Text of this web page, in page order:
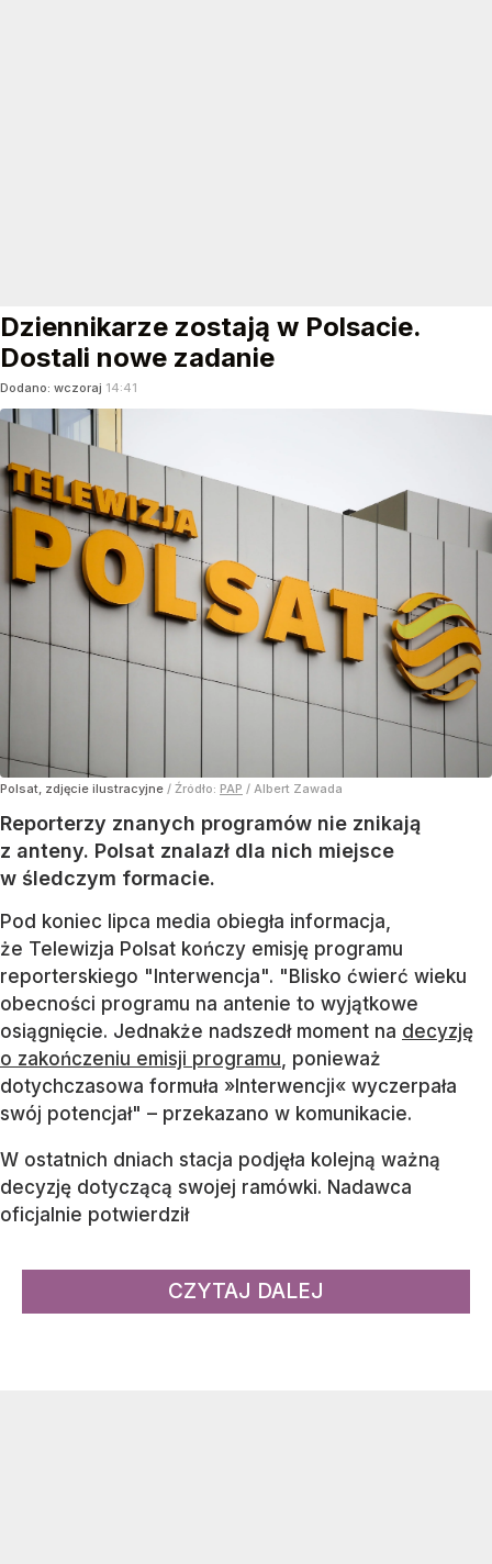
Dziennikarze zostają w Polsacie.
Dostali nowe zadanie
Dodano: wczoraj 14:41
Polsat, zdjęcie ilustracyjne / Źródło: PAP / Albert Zawada
Reporterzy znanych programów nie znikają
z anteny. Polsat znalazł dla nich miejsce
w śledczym formacie.
Pod koniec lipca media obiegła informacja,
że Telewizja Polsat kończy emisję programu
reporterskiego "Interwencja". "Blisko ćwierć wieku
obecności programu na antenie to wyjątkowe
osiągnięcie. Jednakże nadszedł moment na decyzję
o zakończeniu emisji programu, ponieważ
dotychczasowa formuła »Interwencji« wyczerpała
swój potencjał" – przekazano w komunikacie.
W ostatnich dniach stacja podjęła kolejną ważną
decyzję dotyczącą swojej ramówki. Nadawca
oficjalnie potwierdził
CZYTAJ DALEJ